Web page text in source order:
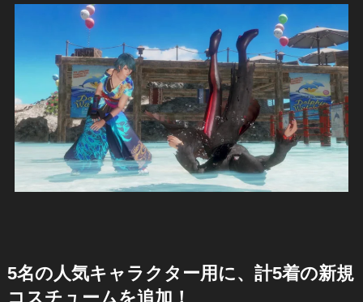
5名の人気キャラクター用に、計5着の新規
コスチュームを追加！